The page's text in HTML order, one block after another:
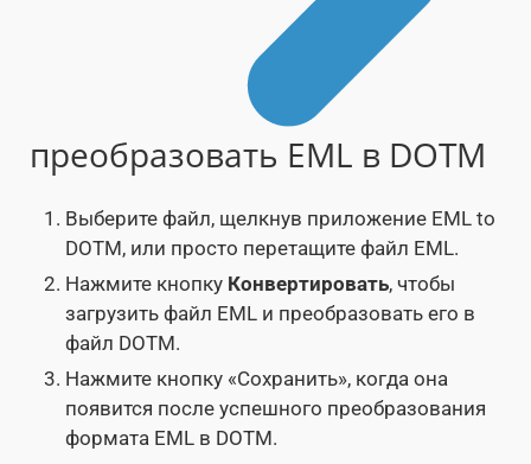
преобразовать EML в DOTM
Выберите файл, щелкнув приложение EML to
DOTM, или просто перетащите файл EML.
Нажмите кнопку Конвертировать, чтобы
загрузить файл EML и преобразовать его в
файл DOTM.
Нажмите кнопку «Сохранить», когда она
появится после успешного преобразования
формата EML в DOTM.